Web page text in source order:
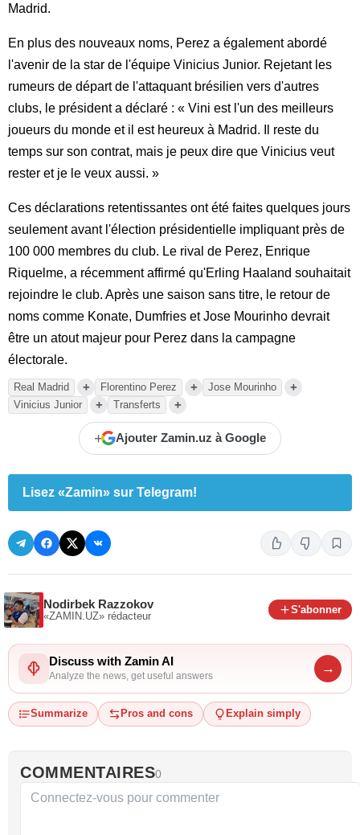
Madrid.
En plus des nouveaux noms, Perez a également abordé
l'avenir de la star de l'équipe Vinicius Junior. Rejetant les
rumeurs de départ de l'attaquant brésilien vers d'autres
clubs, le président a déclaré : « Vini est l'un des meilleurs
joueurs du monde et il est heureux à Madrid. Il reste du
temps sur son contrat, mais je peux dire que Vinicius veut
rester et je le veux aussi. »
Ces déclarations retentissantes ont été faites quelques jours
seulement avant l'élection présidentielle impliquant près de
100 000 membres du club. Le rival de Perez, Enrique
Riquelme, a récemment affirmé qu'Erling Haaland souhaitait
rejoindre le club. Après une saison sans titre, le retour de
noms comme Konate, Dumfries et Jose Mourinho devrait
être un atout majeur pour Perez dans la campagne
électorale.
Real Madrid + Florentino Perez + Jose Mourinho +
Vinicius Junior + Transferts +
+ Ajouter Zamin.uz à Google
Lisez «Zamin» sur Telegram!
Nodirbek Razzokov
«ZAMIN.UZ» rédacteur
S'abonner
Discuss with Zamin AI
Analyze the news, get useful answers
→
Summarize Pros and cons Explain simply
COMMENTAIRES0